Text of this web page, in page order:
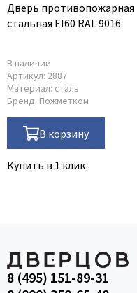
Дверь противопожарная
стальная EI60 RAL 9016
В наличии
Артикул: 2887
Материал: сталь
Бренд: Пожметком
В корзину
Купить в 1 клик
8 (495) 151-89-31